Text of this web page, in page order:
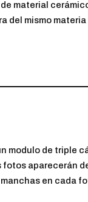
material
del mismo materia
modulo de triple
fotos aparecerán
en cada